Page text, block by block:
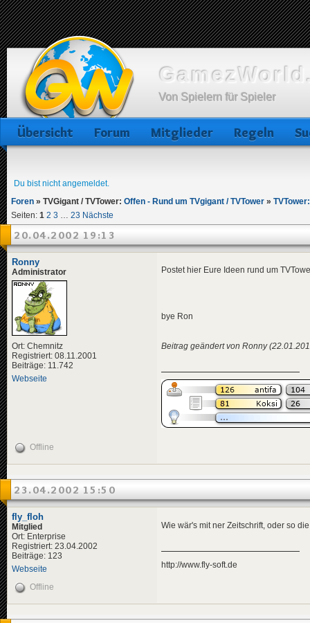
Von Spielern für Spieler
Übersicht Forum Mitglieder Regeln
Du bist nicht angemeldet.
Foren » TVGigant / TVTower: Offen - Rund um TVgigant / TVTower »
Seiten: 1 2 3 … 23 Nächste
20.04.2002 19:13
Ronny
Administrator
Ort: Chemnitz
Registriert: 08.11.2001
Beiträge: 11.742
Webseite
Postet hier Eure Ideen rund um
bye Ron
Beitrag geändert von Ronny
Offline
23.04.2002 15:50
fly_floh
Mitglied
Ort: Enterprise
Registriert: 23.04.2002
Beiträge: 123
Webseite
Wie wär's mit ner Zeitschrift, oder so
http://www.fly-soft.de
Offline